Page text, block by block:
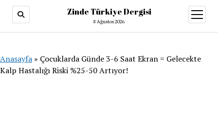
Zinde Türkiye Dergisi
8 Ağustos 2026
aç
Anasayfa » Çocuklarda Günde 3-6 Saat Ekran = Gelecekte
Kalp Hastalığı Riski %25-50 Artıyor!